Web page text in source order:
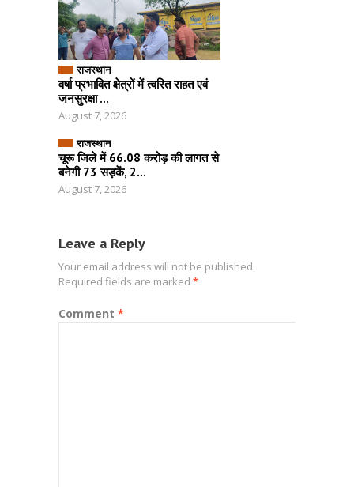
राजस्थान
वर्षा प्रभावित क्षेत्रों में त्वरित राहत एवं
जनसुरक्षा ...
August 7, 2026
राजस्थान
चूरू जिले में 66.08 करोड़ की लागत से
बनेगी 73 सड़कें, 2...
August 7, 2026
Leave a Reply
Your email address will not be published.
Required fields are marked *
Comment *